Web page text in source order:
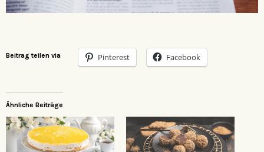
Beitrag teilen via Pinterest Facebook
Ähnliche Beiträge